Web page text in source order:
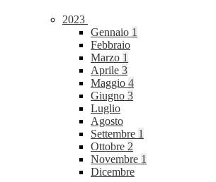
2023
Gennaio 1
Febbraio
Marzo 1
Aprile 3
Maggio 4
Giugno 3
Luglio
Agosto
Settembre 1
Ottobre 2
Novembre 1
Dicembre